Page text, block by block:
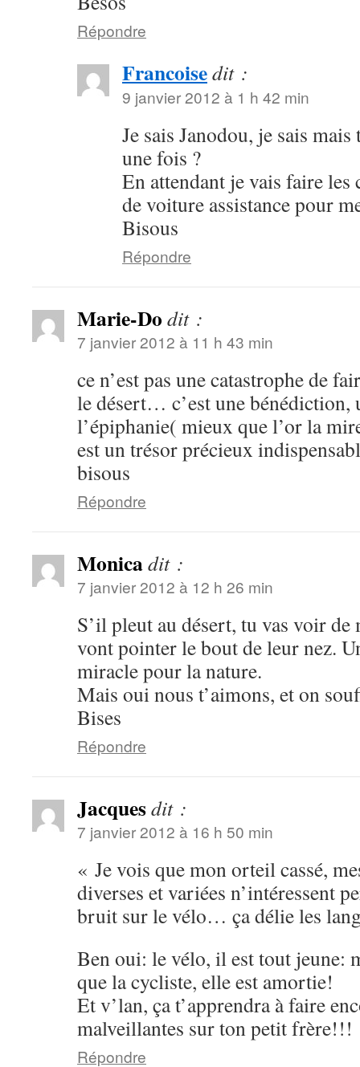
Répondre
Francoisedit :
9 janvier 2012 à 1 h 42 min
Je sais Janodou, je sais
une fois ?
En attendant je vais faire les
de voiture assistance pour
Bisous
Répondre
Marie-Do dit :
7 janvier 2012 à 11 h 43 min
ce n’est pas une catastrophe de
le désert… c’est une bénédiction,
l’épiphanie( mieux que l’or la
est un trésor précieux
bisous
Répondre
Monicadit :
7 janvier 2012 à 12 h 26 min
S’il pleut au désert, tu vas voir
vont pointer le bout de leur nez.
miracle pour la nature.
Mais oui nous t’aimons, et on
Bises
Répondre
Jacquesdit :
7 janvier 2012 à 16 h 50 min
« Je vois que mon orteil cassé,
diverses et variées n’intéressent
bruit sur le vélo… ça délie les
Ben oui: le vélo, il est tout jeune:
que la cycliste, elle est amortie!
Et v’lan, ça t’apprendra à faire
malveillantes sur ton petit frère!!!
Répondre